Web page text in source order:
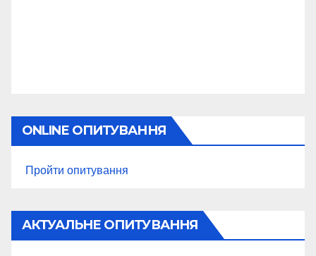
ONLINE ОПИТУВАННЯ
Пройти опитування
АКТУАЛЬНЕ ОПИТУВАННЯ